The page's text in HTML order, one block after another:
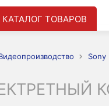
КАТАЛОГ ТОВАРОВ
Sony